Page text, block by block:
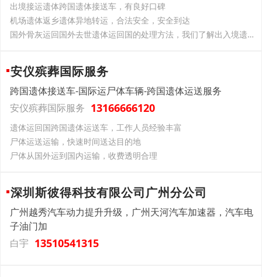
出境接运遗体跨国遗体接送车，有良好口碑
机场遗体返乡遗体异地转运，合法安全，安全到达
国外骨灰运回国外去世遗体运回国的处理方法，我们了解出入境遗体运输的各种要求
安仪殡葬国际服务
跨国遗体接送车-国际运尸体车辆-跨国遗体运送服务
安仪殡葬国际服务 13166666120
遗体运回国跨国遗体运送车，工作人员经验丰富
尸体运送运输，快速时间送达目的地
尸体从国外运到国内运输，收费透明合理
深圳斯彼得科技有限公司广州分公司
广州越秀汽车动力提升升级，广州天河汽车加速器，汽车电
子油门加
白宇 13510541315